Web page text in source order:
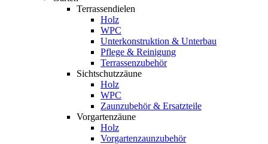
Terrassendielen
Holz
WPC
Unterkonstruktion & Unterbau
Pflege & Reinigung
Terrassenzubehör
Sichtschutzzäune
Holz
WPC
Zaunzubehör & Ersatzteile
Vorgartenzäune
Holz
Vorgartenzaunzubehör